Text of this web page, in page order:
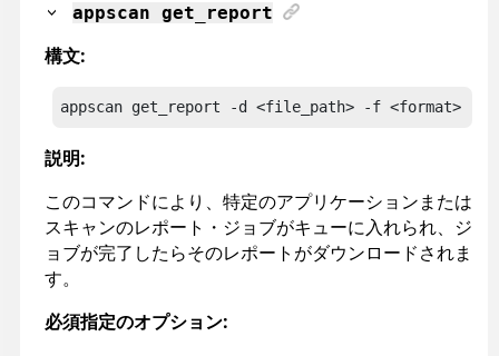
appscan get_report
構文:
appscan get_report -d <file_path> -f <format> -
説明:
このコマンドにより、特定のアプリケーションまたは
スキャンのレポート・ジョブがキューに入れられ、ジ
ョブが完了したらそのレポートがダウンロードされま
す。
必須指定のオプション: